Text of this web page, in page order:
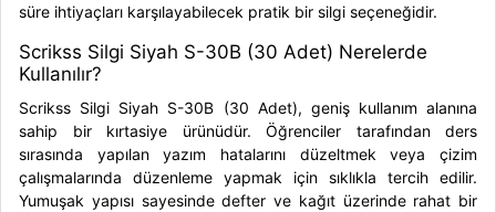
süre ihtiyaçları karşılayabilecek pratik bir silgi seçeneğidir.
Scrikss Silgi Siyah S-30B (30 Adet) Nerelerde
Kullanılır?
Scrikss Silgi Siyah S-30B (30 Adet), geniş kullanım alanına
sahip bir kırtasiye ürünüdür. Öğrenciler tarafından ders
sırasında yapılan yazım hatalarını düzeltmek veya çizim
çalışmalarında düzenleme yapmak için sıklıkla tercih edilir.
Yumuşak yapısı sayesinde defter ve kağıt üzerinde rahat bir